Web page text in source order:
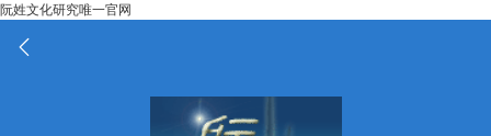
阮姓文化研究唯一官网